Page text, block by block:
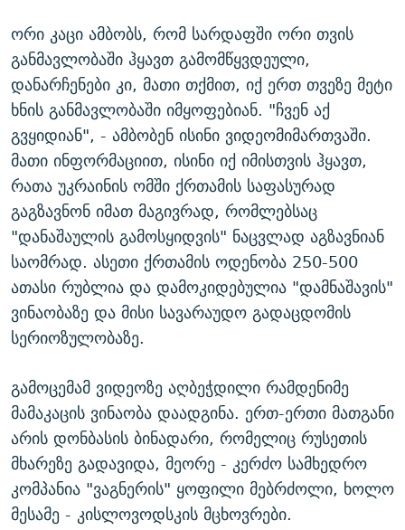
ორი კაცი ამბობს, რომ სარდაფში ორი თვის
განმავლობაში ჰყავთ გამომწყვდეული,
დანარჩენები კი, მათი თქმით, იქ ერთ თვეზე მეტი
ხნის განმავლობაში იმყოფებიან. "ჩვენ აქ
გვყიდიან", - ამბობენ ისინი ვიდეომიმართვაში.
მათი ინფორმაციით, ისინი იქ იმისთვის ჰყავთ,
რათა უკრაინის ომში ქრთამის საფასურად
გაგზავნონ იმათ მაგივრად, რომლებსაც
"დანაშაულის გამოსყიდვის" ნაცვლად აგზავნიან
საომრად. ასეთი ქრთამის ოდენობა 250-500
ათასი რუბლია და დამოკიდებულია "დამნაშავის"
ვინაობაზე და მისი სავარაუდო გადაცდომის
სერიოზულობაზე.
გამოცემამ ვიდეოზე აღბეჭდილი რამდენიმე
მამაკაცის ვინაობა დაადგინა. ერთ-ერთი მათგანი
არის დონბასის ბინადარი, რომელიც რუსეთის
მხარეზე გადავიდა, მეორე - კერძო სამხედრო
კომპანია "ვაგნერის" ყოფილი მებრძოლი, ხოლო
მესამე - კისლოვოდსკის მცხოვრები.